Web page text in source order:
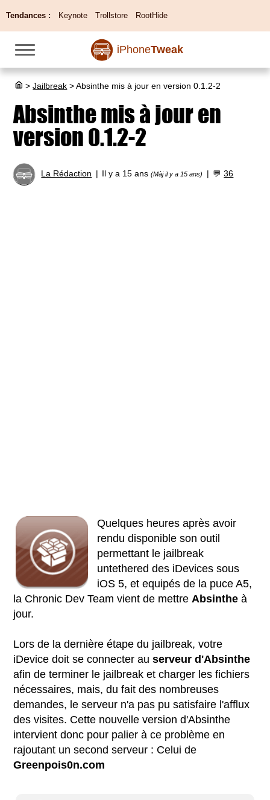
Tendances : Keynote Trollstore RootHide
iPhoneTweak
> Jailbreak >Absinthe mis à jour en version 0.1.2-2
Absinthe mis à jour en
version 0.1.2-2
La Rédaction Il y a 15 ans(Màj il y a 15 ans) 💬36
Quelques heures après avoir
rendu disponible son outil
permettant le jailbreak
untethered des iDevices sous
iOS 5, et equipés de la puce A5,
la Chronic Dev Team vient de mettreAbsinthe à
jour.
Lors de la dernière étape du jailbreak, votre
iDevice doit se connecter auserveur d'Absinthe
afin de terminer le jailbreak et charger les fichiers
nécessaires, mais, du fait des nombreuses
demandes, le serveur n'a pas pu satisfaire l'afflux
des visites. Cette nouvelle version d'Absinthe
intervient donc pour palier à ce problème en
rajoutant un second serveur : Celui de
Greenpois0n.com